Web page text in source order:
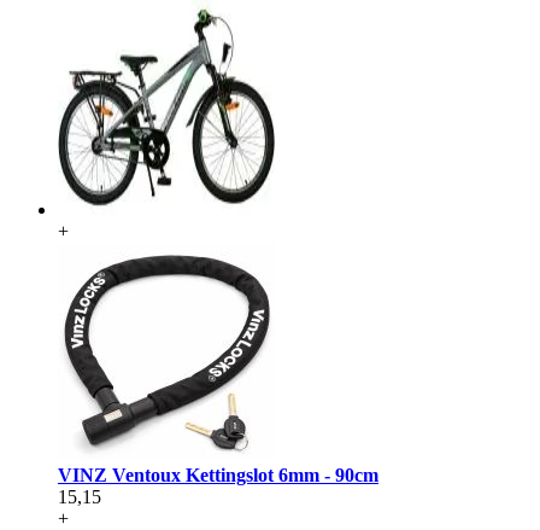
+
VINZ Ventoux Kettingslot 6mm - 90cm
15,15
+